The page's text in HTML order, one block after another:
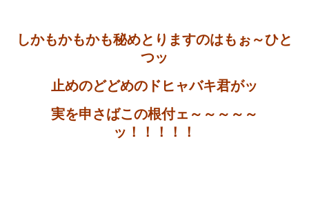
しかもかもかも秘めとりますのはもぉ～ひと
つッ
止めのどどめのドヒャバキ君がッ
実を申さばこの根付ェ～～～～～
ッ！！！！！